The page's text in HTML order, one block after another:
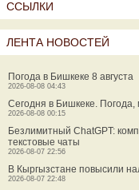
ССЫЛКИ
ЛЕНТА НОВОСТЕЙ
Погода в Бишкеке 8 августа
2026-08-08 04:43
Сегодня в Бишкеке.
2026-08-08 00:15
Безлимитный ChatGPT:
текстовые чаты
2026-08-07 22:56
В Кыргызстане повысили
2026-08-07 22:48